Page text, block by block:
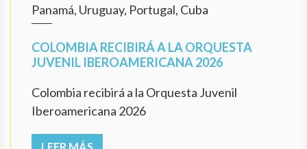
Panamá, Uruguay, Portugal, Cuba
COLOMBIA RECIBIRÁ A LA ORQUESTA
JUVENIL IBEROAMERICANA 2026
Colombia recibirá a la Orquesta Juvenil
Iberoamericana 2026